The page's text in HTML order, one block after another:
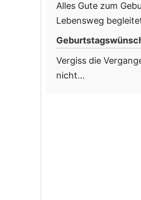
Alles Gute zum
Lebensweg
Vergiss die
nicht...